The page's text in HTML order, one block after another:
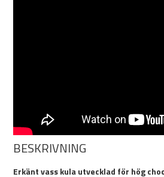
BESKRIVNING
Erkänt vass kula utvecklad för hög